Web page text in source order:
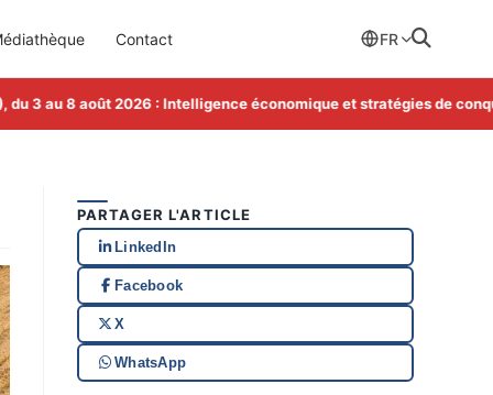
au 8 août 2026 : Intelligence économique et stratégies de conquête
Contact FR
PARTAGER L'ARTICLE
LinkedIn
Facebook
X
WhatsApp